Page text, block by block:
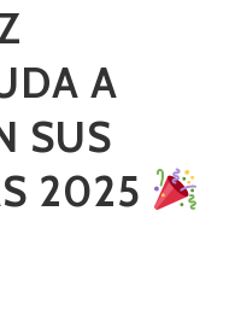
A
SUS
2025